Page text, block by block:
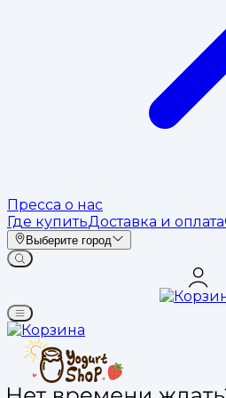
Пресса о нас
Где купитьДоставка и оплата
Выберите город